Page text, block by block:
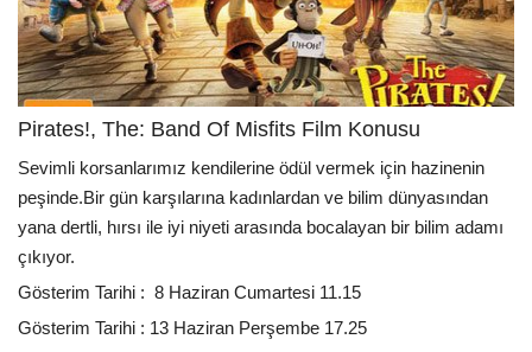
Pirates!, The: Band Of Misfits Film Konusu
Sevimli korsanlarımız kendilerine ödül vermek için hazinenin
peşinde.Bir gün karşılarına kadınlardan ve bilim dünyasından
yana dertli, hırsı ile iyi niyeti arasında bocalayan bir bilim adamı
çıkıyor.
Gösterim Tarihi : 8 Haziran Cumartesi 11.15
Gösterim Tarihi : 13 Haziran Perşembe 17.25